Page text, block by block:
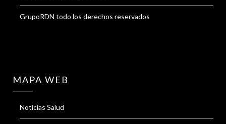
GrupoRDN todo los derechos reservados
MAPA WEB
Noticias Salud